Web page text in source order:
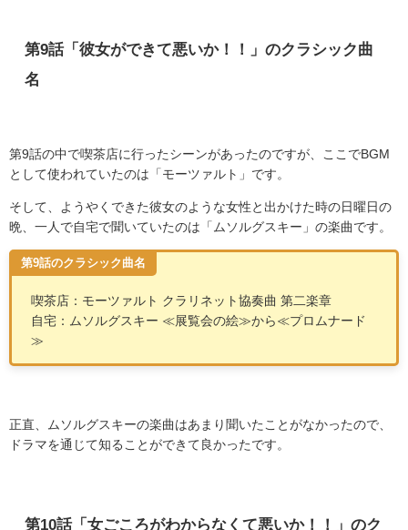
第9話「彼女ができて悪いか！！」のクラシック曲
名
第9話の中で喫茶店に行ったシーンがあったのですが、ここでBGM
として使われていたのは「モーツァルト」です。
そして、ようやくできた彼女のような女性と出かけた時の日曜日の
晩、一人で自宅で聞いていたのは「ムソルグスキー」の楽曲です。
第9話のクラシック曲名
喫茶店：モーツァルト クラリネット協奏曲 第二楽章
自宅：ムソルグスキー ≪展覧会の絵≫から ≪プロムナード
≫
正直、ムソルグスキーの楽曲はあまり聞いたことがなかったので、
ドラマを通じて知ることができて良かったです。
第10話「女ごころがわからなくて悪いか！！」のク